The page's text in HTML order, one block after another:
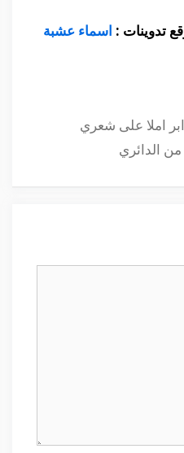
تدوينات : اسماء عشبة
املا على شعري
من الدائري